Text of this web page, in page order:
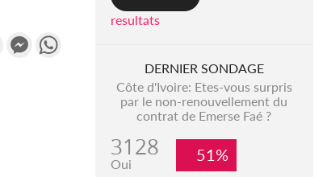
Gmail Messenger
resultats
DERNIER SONDAGE
Côte d'Ivoire: Etes-vous surpris
par le non-renouvellement du
contrat de Emerse Faé ?
3128
Oui 51%